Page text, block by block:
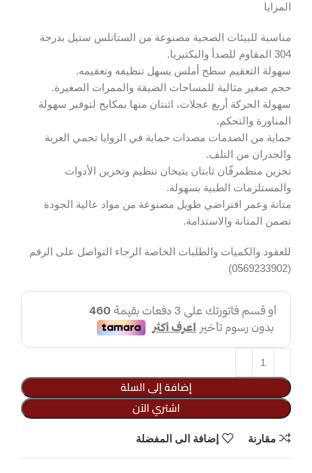
المزايا
مناسبة للبيئات الصحية مصنوعة من الستانلس ستيل بدرجة
304 المقاوم للصدأ والبكتيريا.
سهولة التعقيم سطح أملس يسهل تنظيفه وتعقيمه.
حجم صغير مثالية للمساحات الضيقة والممرات الصغيرة.
سهولة الحركة أربع عجلات، اثنتان منها بمكابح لتوفير سهولة
المناورة والتحكم.
حماية من الصدمات مصدات حماية في الزوايا تحمي العربة
والجدران من التلف.
تخزين منظمرفّان ثابتان يتيحان تنظيم وتخزين الأدوات
والمستلزمات الطبية بسهولة.
متانة وعمر افتراضي طويل مصنوعة من مواد عالية الجودة
تضمن المتانة والاستدامة.
للعقود والكميات والطلبات الخاصة الرجاء التواصل على الرقم
(0569233902)
إضافة إلى السلة
اشتري الآن
مقارنة إضافة الى المفضلة